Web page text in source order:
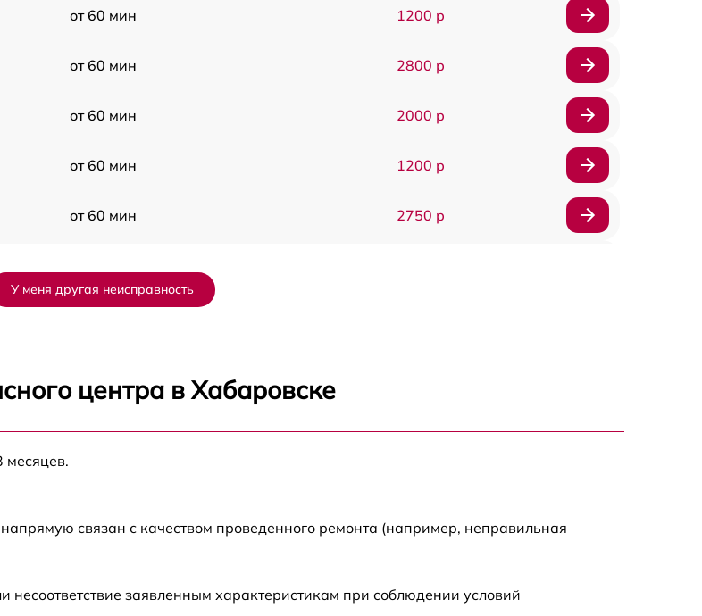
от 60 мин 1200 р
от 60 мин 2800 р
от 60 мин 2000 р
от 60 мин 1200 р
от 60 мин 2750 р
У меня другая неисправность
центра в Хабаровске
месяцев.
связан с качеством проведенного ремонта (например, неправильная
заявленным характеристикам при соблюдении условий